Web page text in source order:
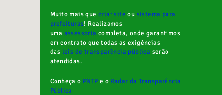
Muito mais quecriar site ou sistema para
prefeituras! Realizamos
uma assessoria completa, onde garantimos
em contrato que todas as exigências
das leis de transparência pública serão
atendidas.
Conheça o PNTP e o Radar da Transparência
Pública